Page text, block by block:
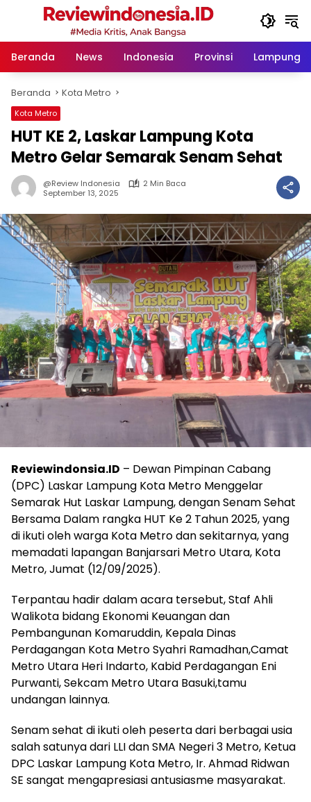
Langsung
Beranda
News Indonesia Provinsi Lampung
Beranda Kota Metro
Kota Metro
HUT KE 2, Laskar Lampung Kota
Metro Gelar Semarak Senam Sehat
@Review Indonesia
2 Min Baca
September 13, 2025
Reviewindonsia.ID – Dewan Pimpinan Cabang
(DPC) Laskar Lampung Kota Metro Menggelar
Semarak Hut Laskar Lampung, dengan Senam Sehat
Bersama Dalam rangka HUT Ke 2 Tahun 2025, yang
di ikuti oleh warga Kota Metro dan sekitarnya, yang
memadati lapangan Banjarsari Metro Utara, Kota
Metro, Jumat (12/09/2025).
Terpantau hadir dalam acara tersebut, Staf Ahli
Walikota bidang Ekonomi Keuangan dan
Pembangunan Komaruddin, Kepala Dinas
Perdagangan Kota Metro Syahri Ramadhan,Camat
Metro Utara Heri Indarto, Kabid Perdagangan Eni
Purwanti, Sekcam Metro Utara Basuki,tamu
undangan lainnya.
Senam sehat di ikuti oleh peserta dari berbagai usia
salah satunya dari LLI dan SMA Negeri 3 Metro, Ketua
DPC Laskar Lampung Kota Metro, Ir. Ahmad Ridwan
SE sangat mengapresiasi antusiasme masyarakat.